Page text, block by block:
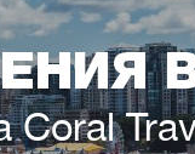
Coral